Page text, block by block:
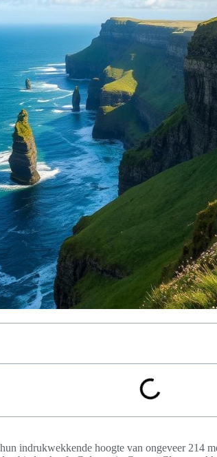
indrukwekkende hoogte van ongeveer 214